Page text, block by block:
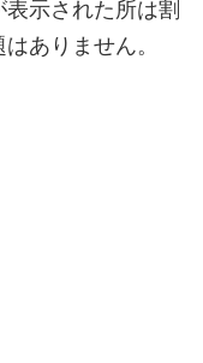
示された所は割
ありません。